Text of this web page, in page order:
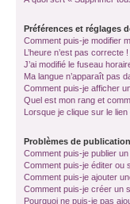
Préférences et réglages
Comment puis-je modifier
L’heure n’est pas correcte !
J’ai modifié le fuseau
Ma langue n’apparaît pas
Comment puis-je afficher
Quel est mon rang et
Lorsque je clique sur le
Problèmes de publication
Comment puis-je publier
Comment puis-je éditer ou
Comment puis-je ajouter
Comment puis-je créer un
Pourquoi ne puis-je pas